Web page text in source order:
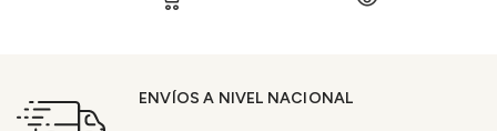
ENVÍOS A NIVEL NACIONAL